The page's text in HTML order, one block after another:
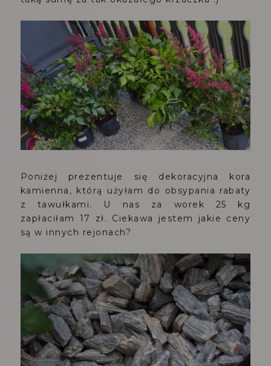
Poniżej prezentuje się dekoracyjna kora
kamienna, którą użyłam do obsypania rabaty
z tawułkami. U nas za worek 25 kg
zapłaciłam 17 zł. Ciekawa jestem jakie ceny
są w innych rejonach?